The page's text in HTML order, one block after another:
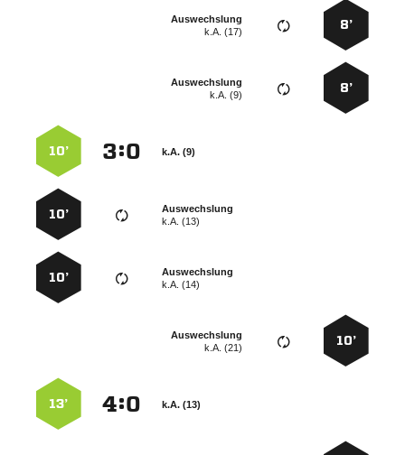
8’
Auswechslung
k.A. (17)
8’
Auswechslung
k.A. (9)
k.A. (9)
:
10’
Auswechslung
k.A. (13)
10’
Auswechslung
k.A. (14)
10’
10’
Auswechslung
k.A. (21)
k.A. (13)
:
13’